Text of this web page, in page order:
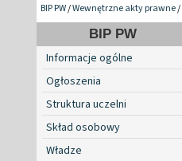
BIP PW/Wewnętrzne akty prawne/
BIP PW
Informacje ogólne
Ogłoszenia
Struktura uczelni
Skład osobowy
Władze